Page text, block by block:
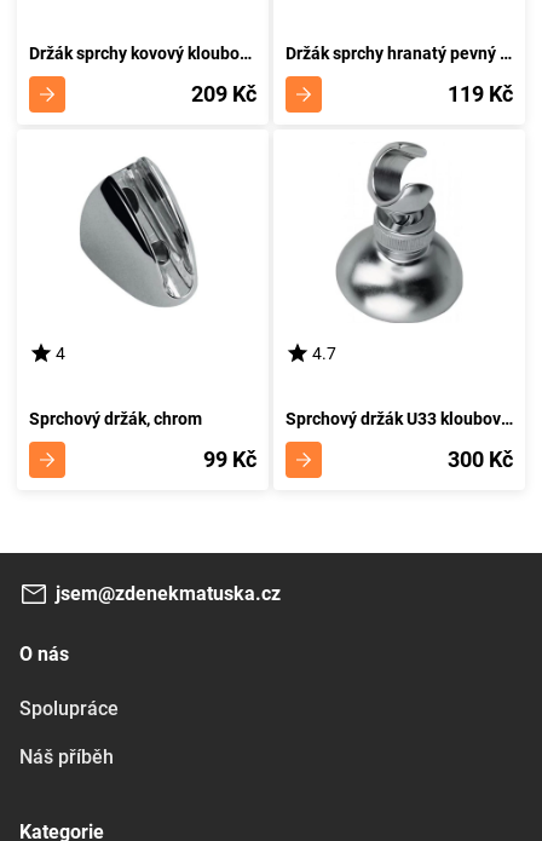
Držák sprchy kovový kloubový D/KOV,0
209 Kč
Držák sprchy hranatý pevný D/SQUARE,0
119 Kč
4
Sprchový držák, chrom
99 Kč
4.7
Sprchový držák U33 kloubový, chrom
300 Kč
jsem@zdenekmatuska.cz
O nás
Spolupráce
Náš příběh
Kategorie